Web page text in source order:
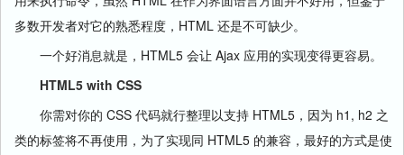
多数开发者对它的熟悉程度，HTML 还是不可缺少。
一个好消息就是，HTML5 会让 Ajax 应用的实现变得更容易。
HTML5 with CSS
你需对你的 CSS 代码就行整理以支持 HTML5，因为 h1, h2 之
类的标签将不再使用，为了实现同 HTML5 的兼容，最好的方式是使